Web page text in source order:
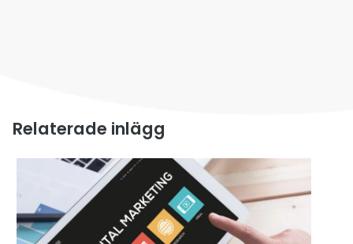
Relaterade inlägg